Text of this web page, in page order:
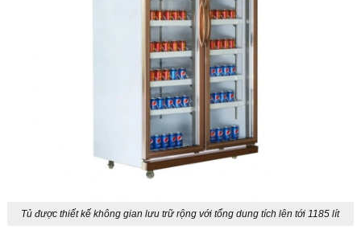
Tủ được thiết kế không gian lưu trữ rộng với tổng dung tích lên tới 1185 lít